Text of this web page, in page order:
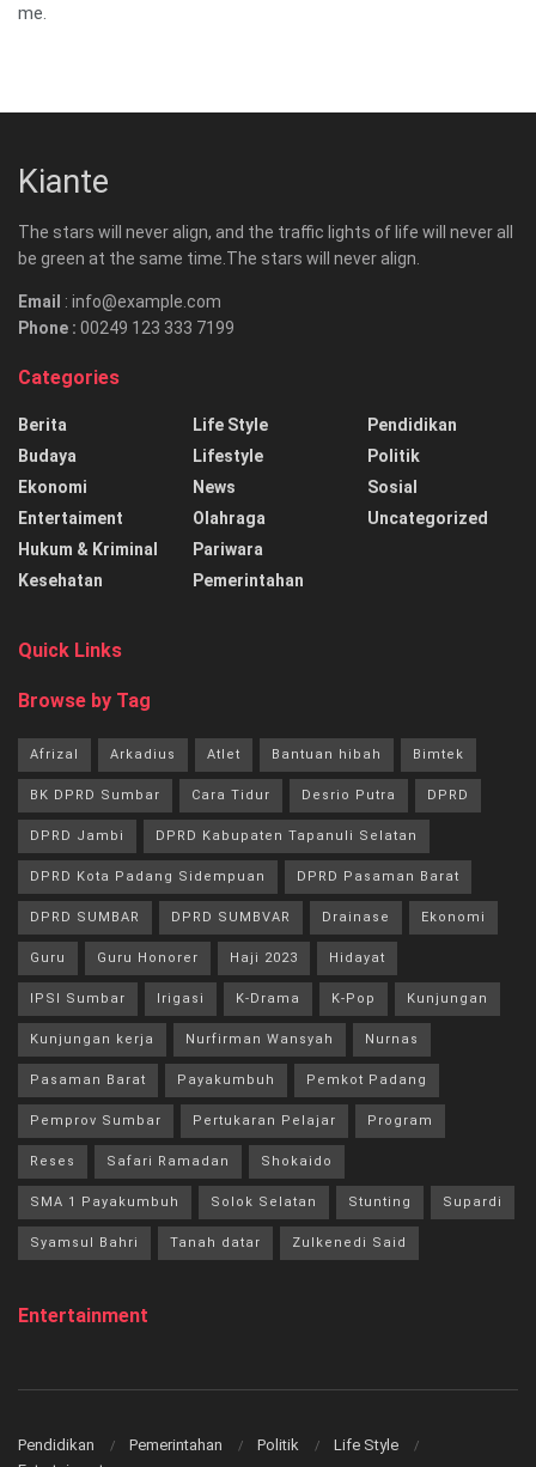
me.
Kiante
The stars will never align, and the traffic lights of life will never all
be green at the same time.The stars will never align.
Email : info@example.com
Phone : 00249 123 333 7199
Categories
Berita
Budaya
Ekonomi
Entertaiment
Hukum & Kriminal
Kesehatan
Life Style
Lifestyle
News
Olahraga
Pariwara
Pemerintahan
Pendidikan
Politik
Sosial
Uncategorized
Quick Links
Browse by Tag
Afrizal Arkadius Atlet Bantuan hibah Bimtek
BK DPRD Sumbar Cara Tidur Desrio Putra DPRD
DPRD Jambi DPRD Kabupaten Tapanuli Selatan
DPRD Kota Padang Sidempuan DPRD Pasaman Barat
DPRD SUMBAR DPRD SUMBVAR Drainase Ekonomi
Guru Guru Honorer Haji 2023 Hidayat
IPSI Sumbar Irigasi K-Drama K-Pop Kunjungan
Kunjungan kerja Nurfirman Wansyah Nurnas
Pasaman Barat Payakumbuh Pemkot Padang
Pemprov Sumbar Pertukaran Pelajar Program
Reses Safari Ramadan Shokaido
SMA 1 Payakumbuh Solok Selatan Stunting Supardi
Syamsul Bahri Tanah datar Zulkenedi Said
Entertainment
Pendidikan Pemerintahan Politik
Life Style